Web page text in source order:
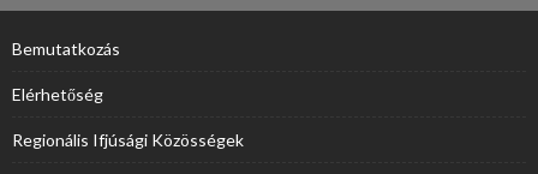
Bemutatkozás
Elérhetőség
Regionális Ifjúsági Közösségek